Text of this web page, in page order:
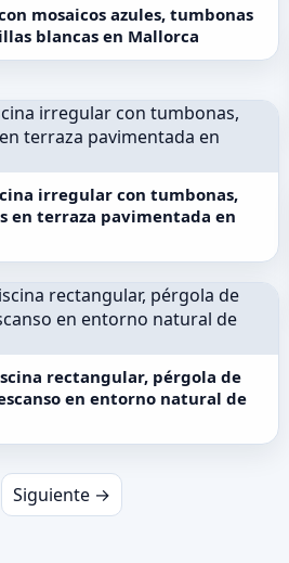
mosaicos azules, tumbonas
blancas en Mallorca
irregular con tumbonas,
en terraza pavimentada en
rectangular, pérgola de
en entorno natural de
Siguiente →